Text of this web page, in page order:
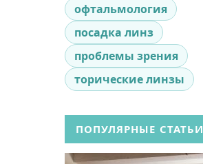
офтальмология
посадка линз
проблемы зрения
торические линзы
ПОПУЛЯРНЫЕ СТАТЬИ